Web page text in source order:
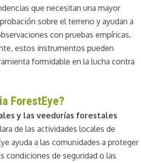
que necesitan una mayor
sobre el terreno y ayudan a
con pruebas empíricas.
estos instrumentos pueden
formidable en la lucha contra
ForestEye?
y las veedurías forestales
de las actividades locales de
ayuda a las comunidades a proteger
condiciones de seguridad o las